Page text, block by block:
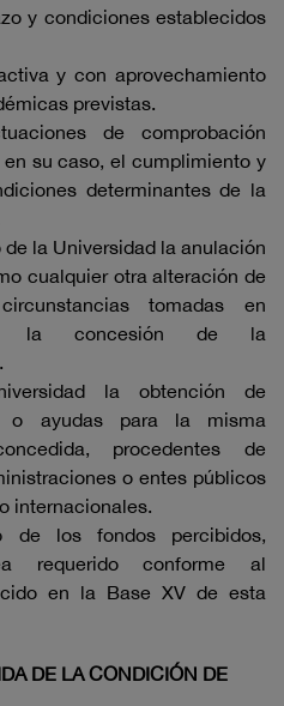
y condiciones establecidos
y con aprovechamiento
previstas.
de comprobación
su caso, el cumplimiento y
determinantes de la
la Universidad la anulación
cualquier otra alteración de
tomadas en
la concesión de la
la obtención de
o ayudas para la misma
procedentes de
o entes públicos
internacionales.
de los fondos percibidos,
requerido conforme al
en la Base XV de esta
DE LA CONDICIÓN DE